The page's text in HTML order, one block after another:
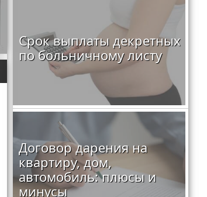
Срок выплаты декретных
по больничному листу
Договор дарения на
квартиру, дом,
автомобиль: плюсы и
минусы